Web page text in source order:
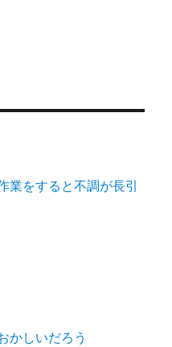
業をすると不調が長引
かしいだろう